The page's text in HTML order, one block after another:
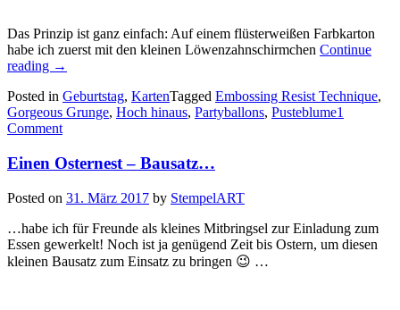
Das Prinzip ist ganz einfach: Auf einem flüsterweißen Farbkarton
habe ich zuerst mit den kleinen Löwenzahnschirmchen Continue
reading „Eine
→
Posted in Geburtstag, KartenTagged Embossing Resist Technique,
Gorgeous Grunge, Hoch hinaus, Partyballons, Pusteblume1
Comment
Einen Osternest – Bausatz…
Posted on 31. März 2017 by StempelART
…habe ich für Freunde als kleines Mitbringsel zur Einladung zum
Essen gewerkelt! Noch ist ja genügend Zeit bis Ostern, um diesen
kleinen Bausatz zum Einsatz zu bringen 😉 …